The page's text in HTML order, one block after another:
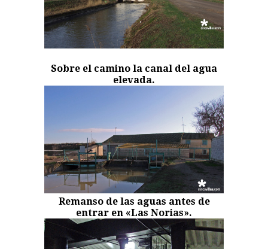
Sobre el camino la canal del agua
elevada.
Remanso de las aguas antes de
entrar en «Las Norias».